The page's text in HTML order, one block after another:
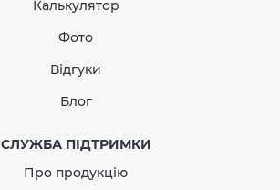
Калькулятор
Фото
Відгуки
Блог
СЛУЖБА ПІДТРИМКИ
Про продукцію